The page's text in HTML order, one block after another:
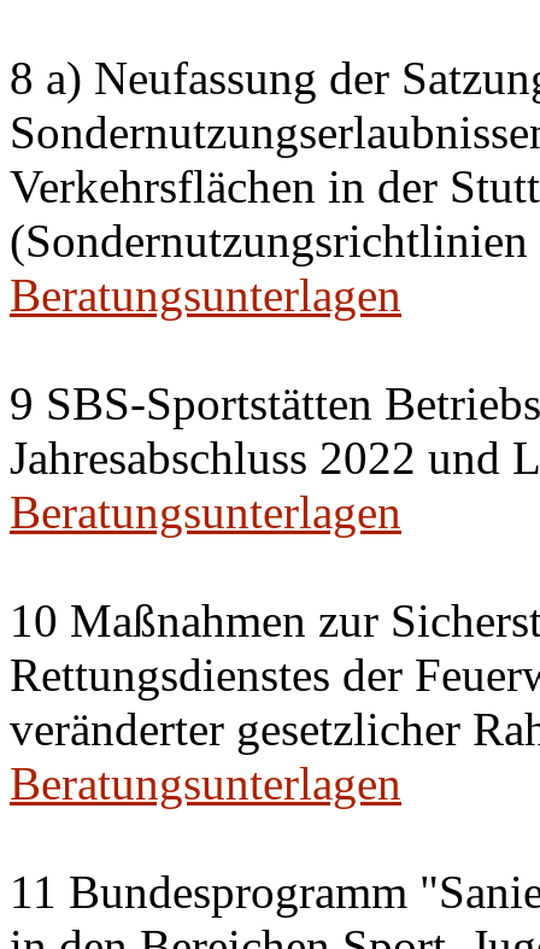
8 a) Neufassung der
Verkehrsflächen in der
(Sondernutzungsrichtlinien
Beratungsunterlagen
9 SBS-Sportstätten
Jahresabschluss 2022 und
Beratungsunterlagen
10 Maßnahmen zur
Rettungsdienstes der
veränderter gesetzlicher
Beratungsunterlagen
11 Bundesprogramm